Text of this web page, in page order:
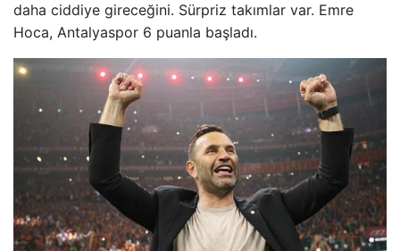
daha ciddiye gireceğini. Sürpriz takımlar var. Emre
Hoca, Antalyaspor 6 puanla başladı.